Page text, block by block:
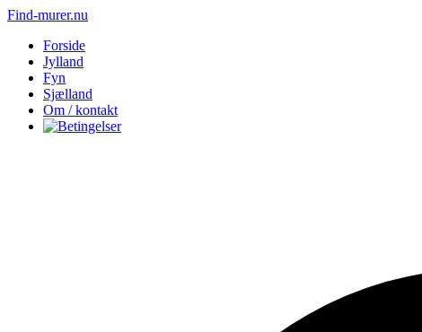
Find-murer.nu
Forside
Jylland
Fyn
Sjælland
Om / kontakt